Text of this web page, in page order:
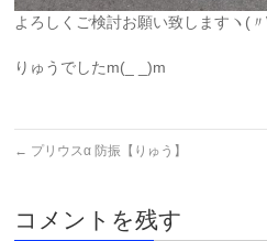
よろしくご検討お願い致しますヽ(
りゅうでしたm(_ _)m
← プリウスα 防振【りゅう】
コメントを残す